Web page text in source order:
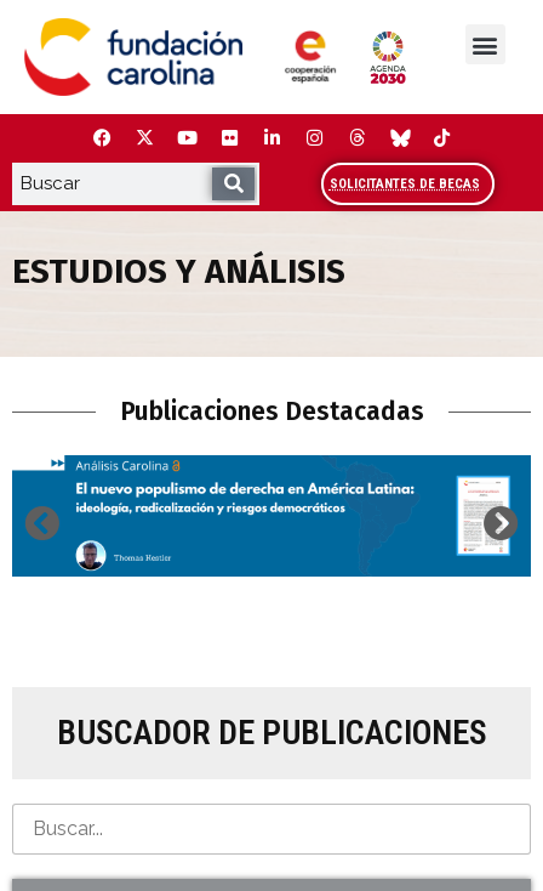
contenido
SOLICITANTES DE BECAS
ESTUDIOS Y ANÁLISIS
Publicaciones Destacadas
BUSCADOR DE PUBLICACIONES